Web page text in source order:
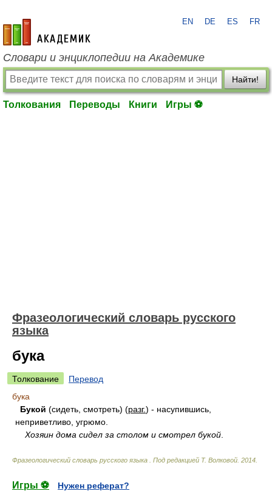
academic.ru
EN DE ES FR
Словари и энциклопедии на Академике
Найти!
Толкования Переводы Книги Игры ⚽
Фразеологический словарь русского
языка
бука
Толкование
Перевод
бука
Букой (сидеть, смотреть) (разг.) - насупившись,
неприветливо, угрюмо.
Хозяин дома сидел за столом и смотрел букой
Фразеологический словарь русского языка Под редакцией Т. Волковой 2014
Игры ⚽
Нужен реферат?